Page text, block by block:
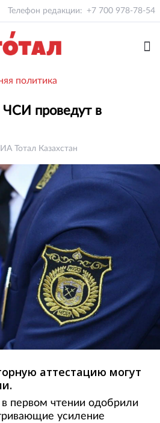
Телефон редакции: +7 700 978-78-54
политика
ЧСИ проведут в
ИА Тотал Казахстан
аттестацию могут
первом чтении одобрили
усиление